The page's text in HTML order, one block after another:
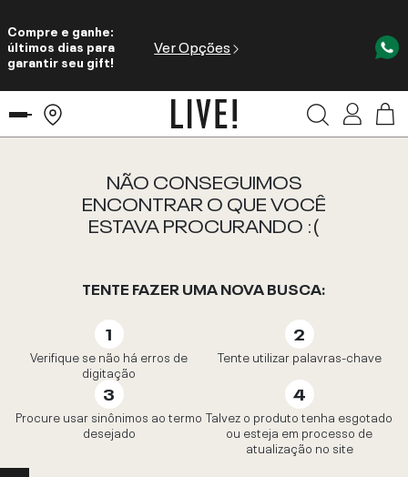
Compre e ganhe:
últimos dias para
garantir seu gift!
Ver Opções
NÃO CONSEGUIMOS
ENCONTRAR O QUE VOCÊ
ESTAVA PROCURANDO :(
TENTE FAZER UMA NOVA BUSCA:
Verifique se não há erros de
digitação
Tente utilizar palavras-chave
Procure usar sinônimos ao termo
desejado
Talvez o produto tenha esgotado
ou esteja em processo de
atualização no site